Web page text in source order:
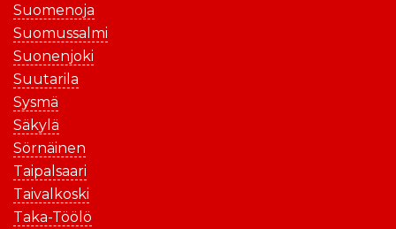
Suomenoja
Suomussalmi
Suonenjoki
Suutarila
Sysmä
Säkylä
Sörnäinen
Taipalsaari
Taivalkoski
Taka-Töölö